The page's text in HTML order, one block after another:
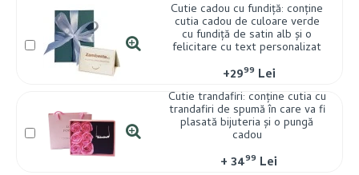
Cutie cadou cu fundiță: conține
cutia cadou de culoare verde
cu fundiță de satin alb și o
felicitare cu text personalizat
+2999 Lei
Cutie trandafiri: conține cutia cu
trandafiri de spumă în care va fi
plasată bijuteria și o pungă
cadou
+3499 Lei